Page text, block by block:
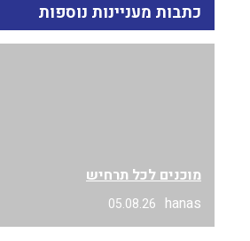
כתבות מעניינות נוספות
מוכנים לכל תרחיש
hanas
05.08.26